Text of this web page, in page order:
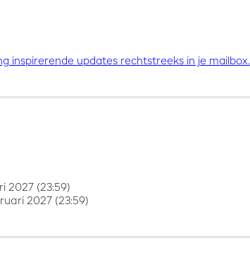
inspirerende updates rechtstreeks in je mailbox.
2027 (23:59)
2027 (23:59)